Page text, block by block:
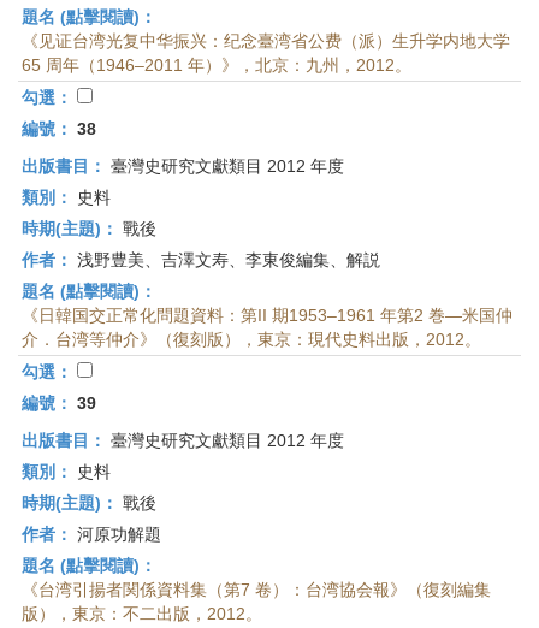
題名 (點擊閱讀)：
《见证台湾光复中华振兴：纪念臺湾省公费（派）生升学内地大学
65 周年（1946–2011 年）》，北京：九州，2012。
勾選：
編號： 38
出版書目： 臺灣史研究文獻類目 2012 年度
類別：
史料
時期(主題)： 戰後
作者： 浅野豊美、吉澤文寿、李東俊編集、解説
題名 (點擊閱讀)：
《日韓国交正常化問題資料：第II 期1953–1961 年第2 巻—米国仲
介．台湾等仲介》（復刻版），東京：現代史料出版，2012。
勾選：
編號： 39
出版書目： 臺灣史研究文獻類目 2012 年度
類別：
史料
時期(主題)： 戰後
作者： 河原功解題
題名 (點擊閱讀)：
《台湾引揚者関係資料集（第7 卷）：台湾協会報》（復刻編集
版），東京：不二出版，2012。